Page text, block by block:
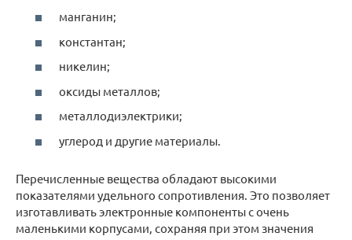
манганин;
константан;
никелин;
оксиды металлов;
металлодиэлектрики;
углерод и другие материалы.
Перечисленные вещества обладают высокими
показателями удельного сопротивления. Это позволяет
изготавливать электронные компоненты с очень
маленькими корпусами, сохраняя при этом значения